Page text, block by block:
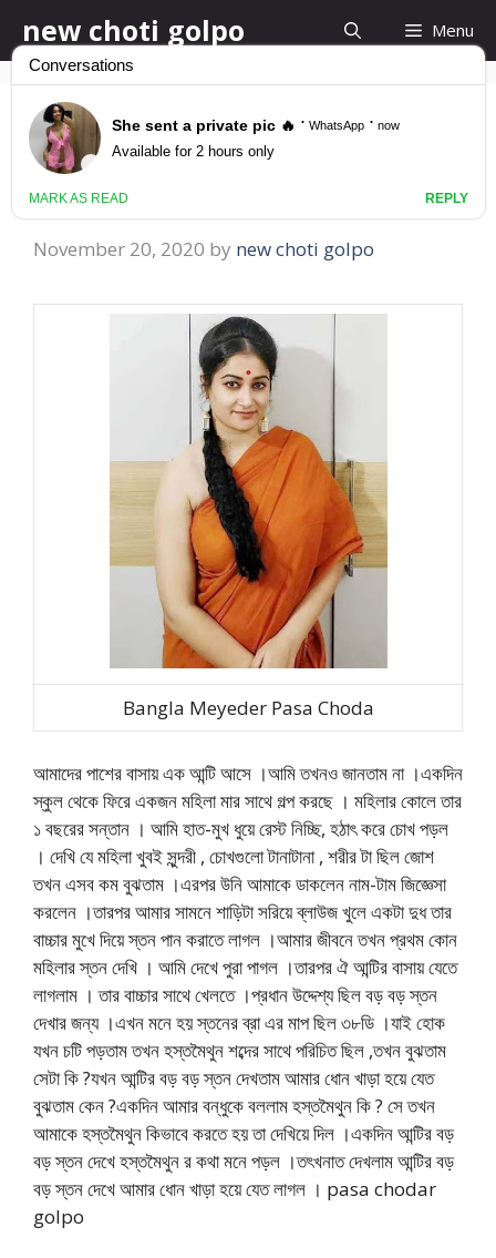
to
content
new choti golpo Menu
আন্টির পাছা দেখলে যে কারও
ধোন খাড়া হয়ে যাবে
November 20, 2020 by new choti golpo
Bangla Meyeder Pasa Choda
আমাদের পাশের বাসায় এক আন্টি আসে ।আমি তখনও জানতাম না ।একদিন
স্কুল থেকে ফিরে একজন মহিলা মার সাথে গল্প করছে । মহিলার কোলে তার
১ বছরের সন্তান । আমি হাত-মুখ ধুয়ে রেস্ট নিচ্ছি, হঠাৎ করে চোখ পড়ল
। দেখি যে মহিলা খুবই সুন্দরী , চোখগুলো টানাটানা , শরীর টা ছিল জোশ
তখন এসব কম বুঝতাম ।এরপর উনি আমাকে ডাকলেন নাম-টাম জিজ্ঞেসা
করলেন ।তারপর আমার সামনে শাড়িটা সরিয়ে ব্লাউজ খুলে একটা দুধ তার
বাচ্চার মুখে দিয়ে স্তন পান করাতে লাগল ।আমার জীবনে তখন প্রথম কোন
মহিলার স্তন দেখি । আমি দেখে পুরা পাগল ।তারপর ঐ আন্টির বাসায় যেতে
লাগলাম । তার বাচ্চার সাথে খেলতে ।প্রধান উদ্দেশ্য ছিল বড় বড় স্তন
দেখার জন্য ।এখন মনে হয় স্তনের ব্রা এর মাপ ছিল ৩৮ডি ।যাই হোক
যখন চটি পড়তাম তখন হস্তমৈথুন শব্দের সাথে পরিচিত ছিল ,তখন বুঝতাম
সেটা কি ?যখন আন্টির বড় বড় স্তন দেখতাম আমার ধোন খাড়া হয়ে যেত
বুঝতাম কেন ?একদিন আমার বন্ধুকে বললাম হস্তমৈথুন কি ? সে তখন
আমাকে হস্তমৈথুন কিভাবে করতে হয় তা দেখিয়ে দিল ।একদিন আন্টির বড়
বড় স্তন দেখে হস্তমৈথুন র কথা মনে পড়ল ।তৎখনাত দেখলাম আন্টির বড়
বড় স্তন দেখে আমার ধোন খাড়া হয়ে যেত লাগল । pasa chodar
golpo